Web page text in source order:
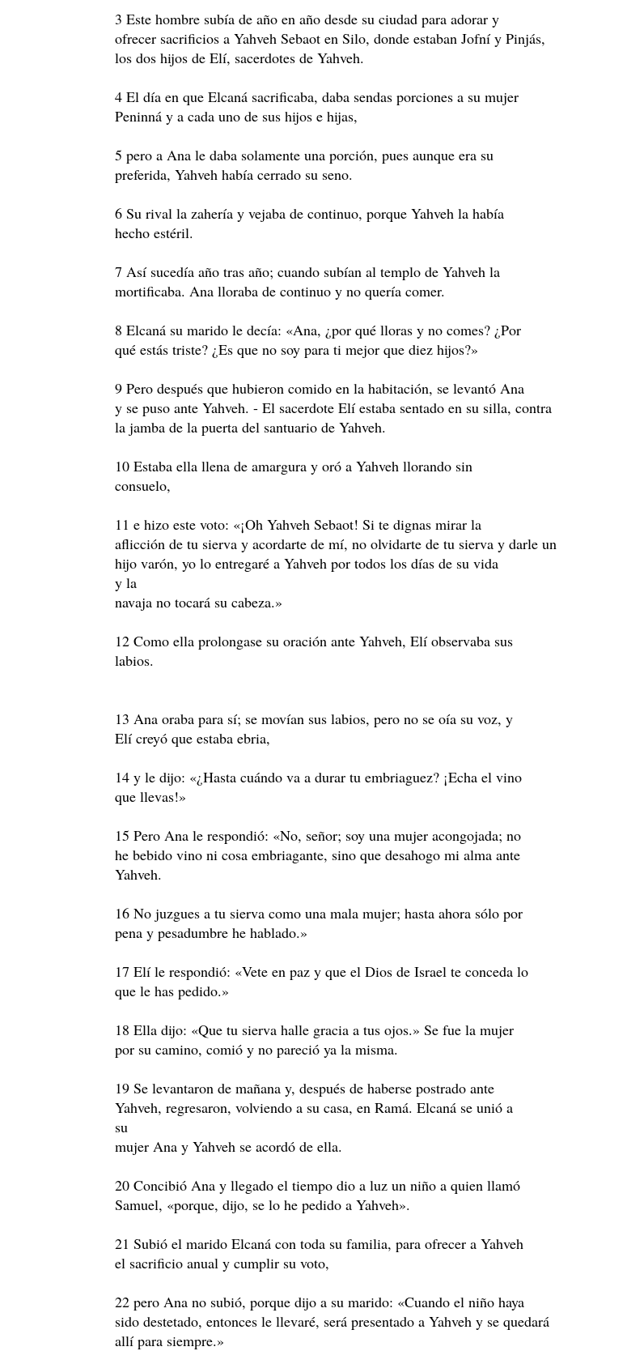
3 Este hombre subía de año en año desde su ciudad para adorar y
ofrecer sacrificios a Yahveh Sebaot en Silo, donde estaban Jofní y Pinjás,
los dos hijos de Elí, sacerdotes de Yahveh.
4 El día en que Elcaná sacrificaba, daba sendas porciones a su mujer
Peninná y a cada uno de sus hijos e hijas,
5 pero a Ana le daba solamente una porción, pues aunque era su
preferida, Yahveh había cerrado su seno.
6 Su rival la zahería y vejaba de continuo, porque Yahveh la había
hecho estéril.
7 Así sucedía año tras año; cuando subían al templo de Yahveh la
mortificaba. Ana lloraba de continuo y no quería comer.
8 Elcaná su marido le decía: «Ana, ¿por qué lloras y no comes? ¿Por
qué estás triste? ¿Es que no soy para ti mejor que diez hijos?»
9 Pero después que hubieron comido en la habitación, se levantó Ana
y se puso ante Yahveh. - El sacerdote Elí estaba sentado en su silla, contra
la jamba de la puerta del santuario de Yahveh.
10 Estaba ella llena de amargura y oró a Yahveh llorando sin
consuelo,
11 e hizo este voto: «¡Oh Yahveh Sebaot! Si te dignas mirar la
aflicción de tu sierva y acordarte de mí, no olvidarte de tu sierva y darle un
hijo varón, yo lo entregaré a Yahveh por todos los días de su vida
y la
navaja no tocará su cabeza.»
12 Como ella prolongase su oración ante Yahveh, Elí observaba sus
labios.
13 Ana oraba para sí; se movían sus labios, pero no se oía su voz, y
Elí creyó que estaba ebria,
14 y le dijo: «¿Hasta cuándo va a durar tu embriaguez? ¡Echa el vino
que llevas!»
15 Pero Ana le respondió: «No, señor; soy una mujer acongojada; no
he bebido vino ni cosa embriagante, sino que desahogo mi alma ante
Yahveh.
16 No juzgues a tu sierva como una mala mujer; hasta ahora sólo por
pena y pesadumbre he hablado.»
17 Elí le respondió: «Vete en paz y que el Dios de Israel te conceda lo
que le has pedido.»
18 Ella dijo: «Que tu sierva halle gracia a tus ojos.» Se fue la mujer
por su camino, comió y no pareció ya la misma.
19 Se levantaron de mañana y, después de haberse postrado ante
Yahveh, regresaron, volviendo a su casa, en Ramá. Elcaná se unió a
su
mujer Ana y Yahveh se acordó de ella.
20 Concibió Ana y llegado el tiempo dio a luz un niño a quien llamó
Samuel, «porque, dijo, se lo he pedido a Yahveh».
21 Subió el marido Elcaná con toda su familia, para ofrecer a Yahveh
el sacrificio anual y cumplir su voto,
22 pero Ana no subió, porque dijo a su marido: «Cuando el niño haya
sido destetado, entonces le llevaré, será presentado a Yahveh y se quedará
allí para siempre.»